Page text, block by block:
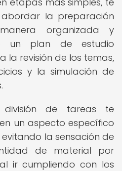
la preparación
organizada y
un plan de estudio
la revisión de los temas,
y la simulación de
de tareas te
un aspecto específico
la sensación de
de material por
ir cumpliendo con los